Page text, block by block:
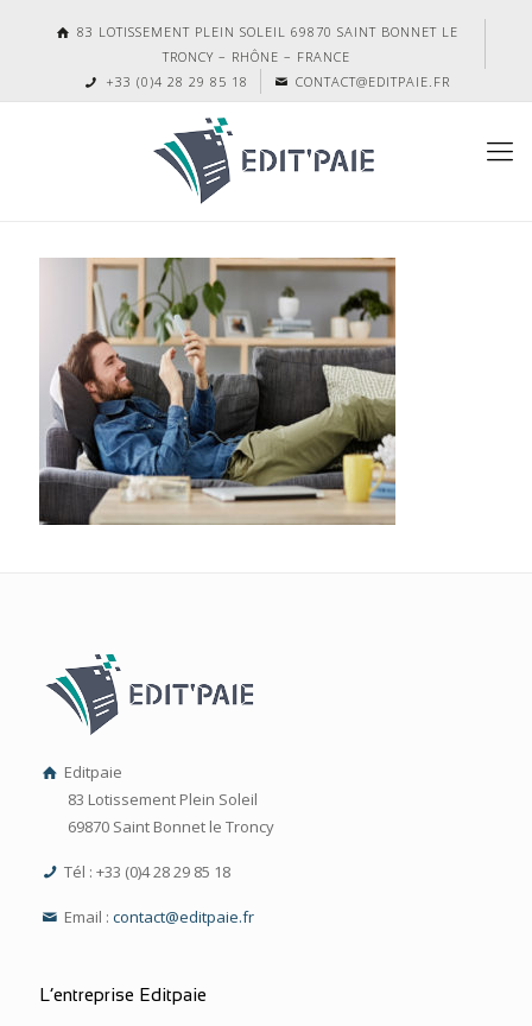
83 LOTISSEMENT PLEIN SOLEIL 69870 SAINT BONNET LE
TRONCY – RHÔNE – FRANCE
+33 (0)4 28 29 85 18
CONTACT@EDITPAIE.FR
Editpaie
83 Lotissement Plein Soleil
69870 Saint Bonnet le Troncy
Tél : +33 (0)4 28 29 85 18
Email :contact@editpaie.fr
L’entreprise Editpaie